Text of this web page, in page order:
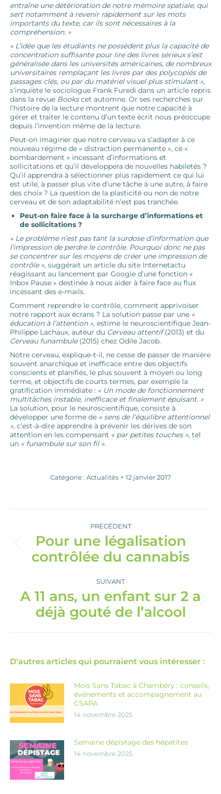
entraîne une détérioration de notre mémoire spatiale, qui
sert notamment à revenir rapidement sur les mots
importants du texte, car ils sont nécessaires à la
compréhension. »
« L’idée que les étudiants ne possèdent plus la capacité de
concentration suffisante pour lire des livres sérieux s’est
généralisée dans les universités américaines, de nombreux
universitaires remplaçant les livres par des polycopiés de
passages clés, ou par du matériel visuel plus stimulant »,
s’inquiète le sociologue Frank Furedi dans un article repris
dans la revue Bookscet automne. Or ses recherches sur
l’histoire de la lecture montrent que notre capacité à
gérer et traiter le contenu d’un texte écrit nous préoccupe
depuis l’invention même de la lecture.
Peut-on imaginer que notre cerveau va s’adapter à ce
nouveau régime de « distraction permanente », ce «
bombardement » incessant d’informations et
sollicitations et qu’il développera de nouvelles habiletés ?
Qu’il apprendra à sélectionner plus rapidement ce qui lui
est utile, à passer plus vite d’une tâche à une autre, à faire
des choix ? La question de la plasticité ou non de notre
cerveau et de son adaptabilité n’est pas tranchée.
Peut-on faire face à la surcharge d’informations et
de sollicitations ?
« Le problème n’est pas tant la surdose d’information que
l’impression de perdre le contrôle. Pourquoi donc ne pas
se concentrer sur les moyens de créer une impression de
contrôle », suggérait un article du site Internetactu
réagissant au lancement par Google d’une fonction «
Inbox Pause » destinée à nous aider à faire face au flux
incessant des e-mails.
Comment reprendre le contrôle, comment apprivoiser
notre rapport aux écrans ? La solution passe par une «
éducation à l’attention », estime le neuroscientifique Jean-
Philippe Lachaux, auteur du Cerveau attentif(2013) et du
Cerveau funambule(2015) chez Odile Jacob.
Notre cerveau, explique-t-il, ne cesse de passer de manière
souvent anarchique et inefficace entre des objectifs
conscients et planifiés, le plus souvent à moyen ou long
terme, et objectifs de courts termes, par exemple la
gratification immédiate : « Un mode de fonctionnement
multitâches instable, inefficace et finalement épuisant. »
La solution, pour le neuroscientifique, consiste à
développer une forme de « sens de l’équilibre attentionnel
», c’est-à-dire apprendre à prévenir les dérives de son
attention en les compensant « par petites touches », tel
un « funambule sur son fil ».
Catégorie : Actualités 12 janvier 2017
PRÉCÉDENT
Article
précédent
:
Pour une légalisation
contrôlée du cannabis
SUIVANT
Article
suivant
A 11 ans, un enfant sur 2 a
déjà gouté de l’alcool
D'autres articles qui pourraient vous intéresser :
Mois Sans Tabac à Chambéry : conseils,
événements et accompagnement au
CSAPA
14 novembre 2025
Semaine dépistage des hépatites
14 novembre 2025